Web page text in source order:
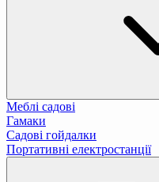
Меблі садові
Гамаки
Садові гойдалки
Портативні електростанції